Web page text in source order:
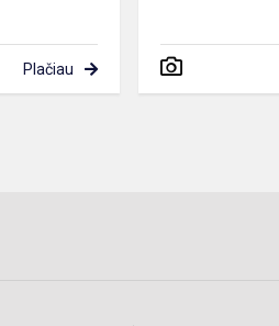
Plačiau